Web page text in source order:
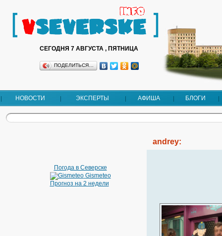
СЕГОДНЯ 7 АВГУСТА , ПЯТНИЦА
ПОДЕЛИТЬСЯ…
НОВОСТИ ЭКСПЕРТЫ АФИША БЛОГИ
Погода в Северске
Gismeteo
Прогноз на 2 недели
andrey: